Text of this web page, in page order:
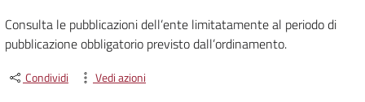
Consulta le pubblicazioni dell’ente limitatamente al periodo di
pubblicazione obbligatorio previsto dall’ordinamento.
Condividi Vedi azioni